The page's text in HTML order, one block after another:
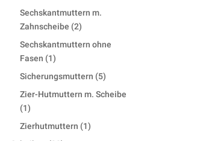
product
Sechskantmuttern m.
Zahnscheibe 22
products
Sechskantmuttern ohne
Fasen
11
product
Sicherungsmuttern 55
products
Zier-Hutmuttern m. Scheibe
11
product
Zierhutmuttern 11